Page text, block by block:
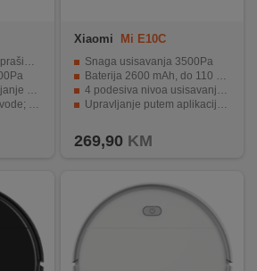
minuta
rada
Xiaomi Mi E10C
Snaga usisavanja 3500Pa
Baterija 2600 mAh, do 110 minuta
4 podesiva nivoa usisavanja, 3 režima rada
Upravljanje putem aplikacije Mi Home
269,90 KM